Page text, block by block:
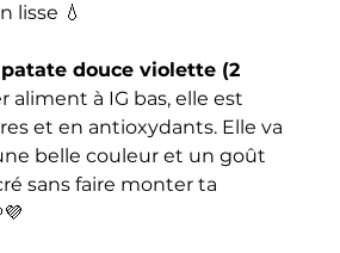
lisse 💧
douce violette (2
aliment à IG bas, elle est
et en antioxydants. Elle va
belle couleur et un goût
sans faire monter ta